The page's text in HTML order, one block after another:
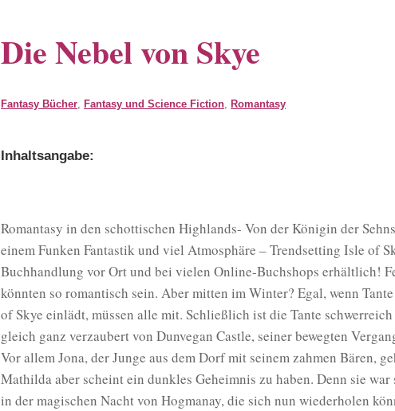
Die Nebel von Skye
Fantasy Bücher, Fantasy und Science Fiction, Romantasy
Inhaltsangabe:
Romantasy in den schottischen Highlands- Von der Königin der
einem Funken Fantastik und viel Atmosphäre – Trendsetting Isle of
Buchhandlung vor Ort und bei vielen Online-Buchshops erhältlich!
könnten so romantisch sein. Aber mitten im Winter? Egal, wenn
of Skye einlädt, müssen alle mit. Schließlich ist die Tante
gleich ganz verzaubert von Dunvegan Castle, seiner bewegten
Vor allem Jona, der Junge aus dem Dorf mit seinem zahmen Bären,
Mathilda aber scheint ein dunkles Geheimnis zu haben. Denn sie
in der magischen Nacht von Hogmanay, die sich nun wiederholen